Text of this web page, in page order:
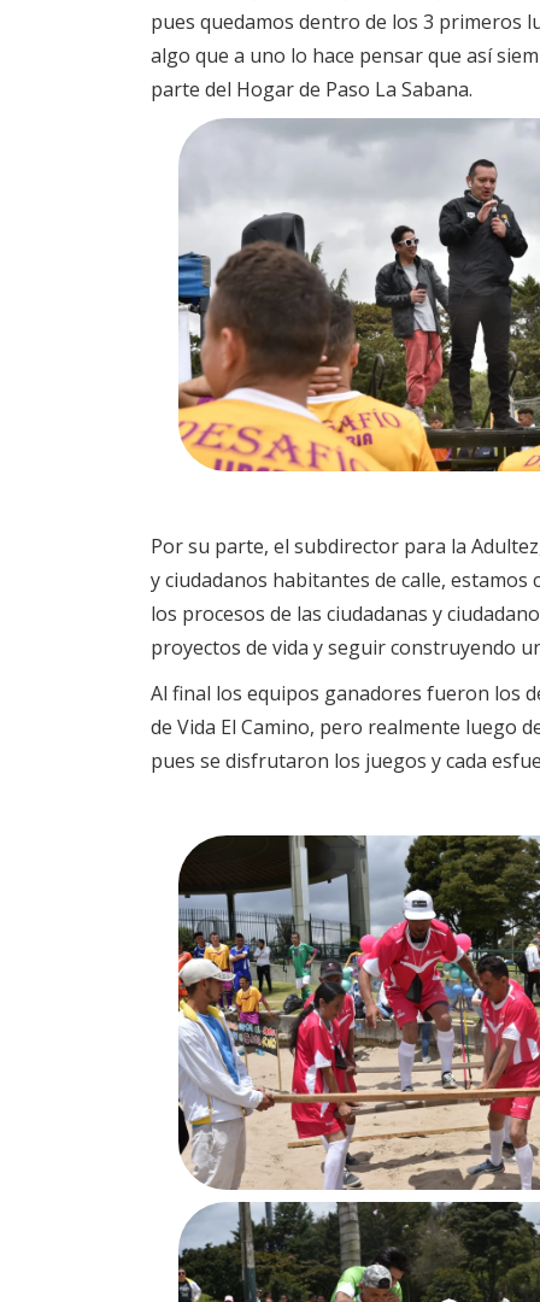
pues quedamos dentro de los 3 primeros
algo que a uno lo hace pensar que así
parte del Hogar de Paso La Sabana.
Por su parte, el subdirector para la
y ciudadanos habitantes de calle,
los procesos de las ciudadanas y
proyectos de vida y seguir construyendo
Al final los equipos ganadores fueron los
de Vida El Camino, pero realmente luego
pues se disfrutaron los juegos y cada